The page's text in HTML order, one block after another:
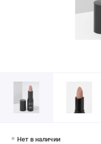
Нет в наличии